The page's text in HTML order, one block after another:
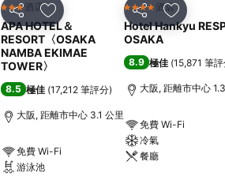
分享 放到收藏夾
3 星級酒店
APA HOTEL＆
RESORT〈OSAKA
NAMBA EKIMAE
TOWER〉
8.5 極佳 (17,212 筆評分)
大阪, 距離市中心 3.1 公里
免費 Wi-Fi
游泳池
分享 放到收藏
4 星級 酒店
Hotel Hankyu
OSAKA
8.9 極佳 (15,871 筆
大阪, 距離市中心
免費 Wi-Fi
冷氣
餐廳